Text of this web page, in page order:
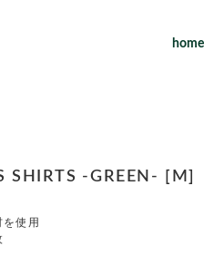
home
SHIRTS -GREEN- [M]
使用